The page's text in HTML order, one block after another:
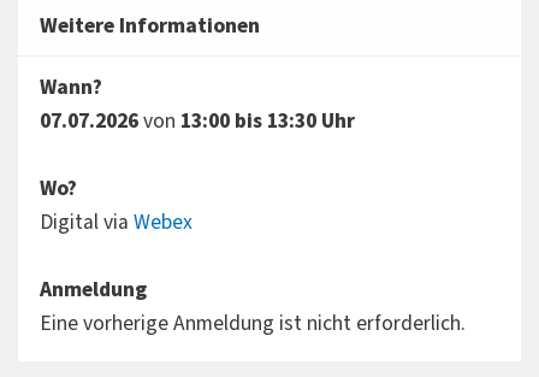
Weitere Informationen
Wann?
07.07.2026von 13:00 bis 13:30 Uhr
Wo?
Digital via Webex
Anmeldung
Eine vorherige Anmeldung ist nicht erforderlich.